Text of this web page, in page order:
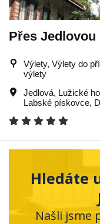
Přes Jedlovou
Výlety, Výlety do
výlety
Jedlová, Lužické
Labské pískovce,
Hledáte
Našli jsme